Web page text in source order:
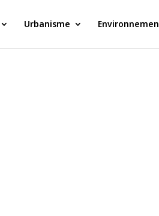
Urbanisme